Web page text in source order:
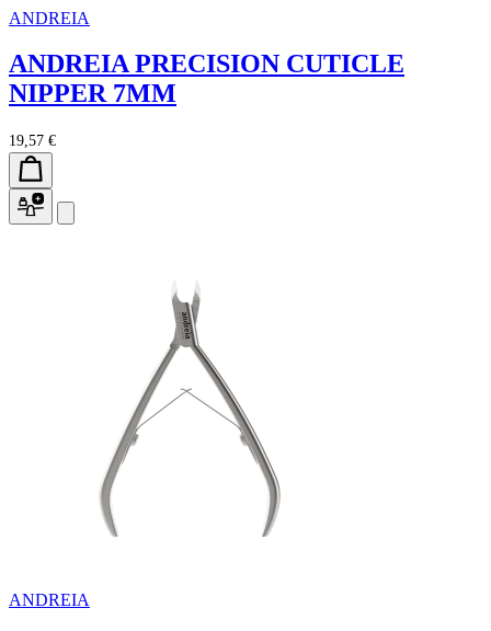
ANDREIA
ANDREIA PRECISION CUTICLE
NIPPER 7MM
19,57 €
ANDREIA